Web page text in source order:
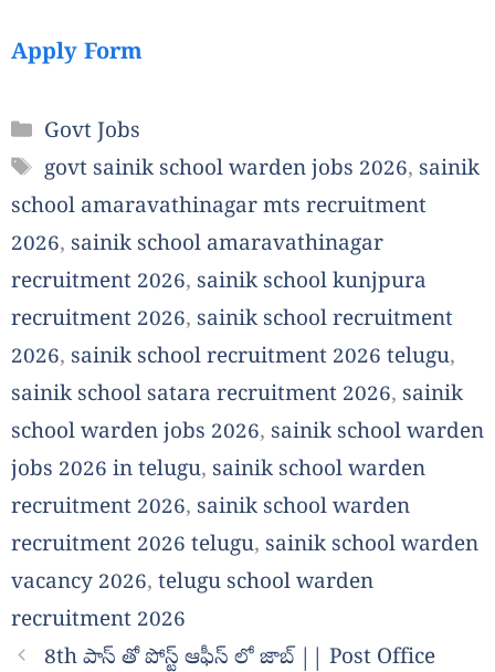
Apply Form
Categories
Govt Jobs
Tags
govt sainik school warden jobs 2026, sainik
school amaravathinagar mts recruitment
2026, sainik school amaravathinagar
recruitment 2026, sainik school kunjpura
recruitment 2026, sainik school recruitment
2026, sainik school recruitment 2026 telugu,
sainik school satara recruitment 2026, sainik
school warden jobs 2026, sainik school warden
jobs 2026 in telugu, sainik school warden
recruitment 2026, sainik school warden
recruitment 2026 telugu, sainik school warden
vacancy 2026, telugu school warden
recruitment 2026
8th పాస్ తో పోస్ట్ ఆఫీస్ లో జాబ్ || Post Office